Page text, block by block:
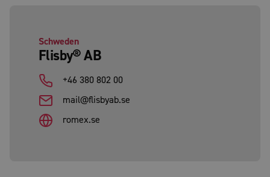
Schweden
Flisby® AB
+46 380 802 00
mail@flisbyab.se
romex.se